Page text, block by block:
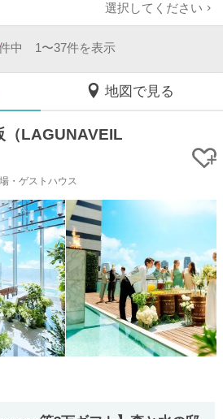
選択してください
中 1〜37件を表示
地図で見る
（LAGUNAVEIL
・ゲストハウス